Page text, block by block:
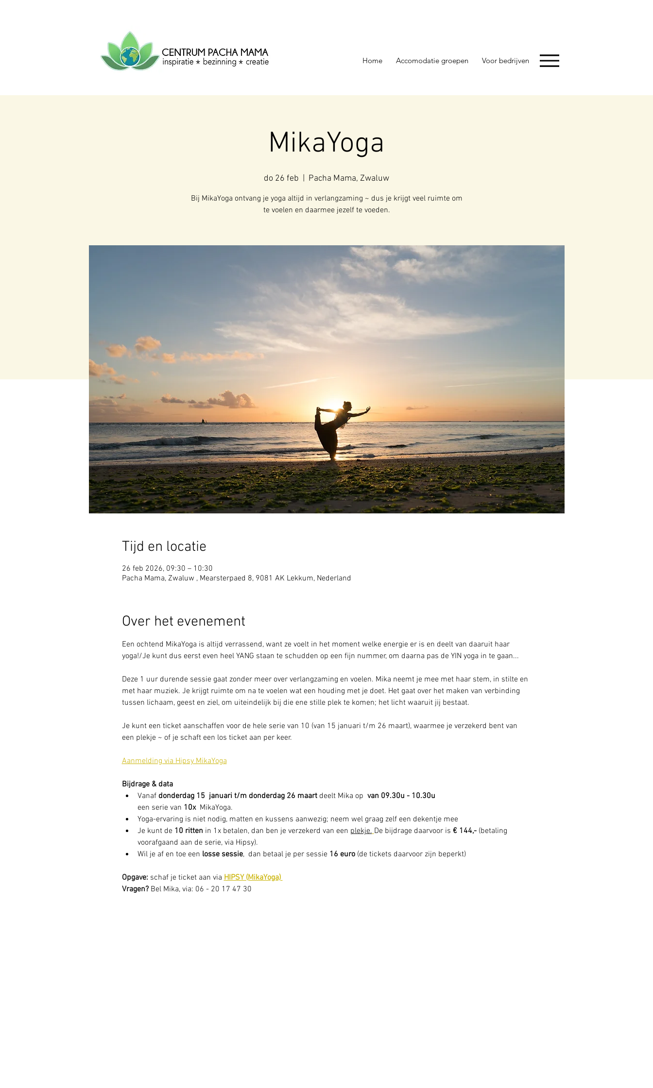
CENTRUM
PACHA
MAMA Centrum voor inspiratie, bezinning &
creatie.
Home Accomodatie groepen Voor bedrijven
MikaYoga
do 26 feb Pacha Mama, Zwaluw
Bij MikaYoga ontvang je yoga altijd in verlangzaming ~ dus je krijgt veel ruimte om
te voelen en daarmee jezelf te voeden.
Tijd en locatie
26 feb 2026, 09:30 – 10:30
Pacha Mama, Zwaluw , Mearsterpaed 8, 9081 AK Lekkum, Nederland
Over het evenement
Een ochtend MikaYoga is altijd verrassend, want ze voelt in het moment welke energie er is en deelt van daaruit haar
yoga!/Je kunt dus eerst even heel YANG staan te schudden op een fijn nummer, om daarna pas de YIN yoga in te gaan...
Deze 1 uur durende sessie gaat zonder meer over verlangzaming en voelen. Mika neemt je mee met haar stem, in stilte en
met haar muziek. Je krijgt ruimte om na te voelen wat een houding met je doet. Het gaat over het maken van verbinding
tussen lichaam, geest en ziel, om uiteindelijk bij die ene stille plek te komen; het licht waaruit jij bestaat.
Je kunt een ticket aanschaffen voor de hele serie van 10 (van 15 januari t/m 26 maart), waarmee je verzekerd bent van
een plekje ~ of je schaft een los ticket aan per keer.
Aanmelding via Hipsy MikaYoga
Bijdrage & data
Vanaf donderdag 15  januari t/m donderdag 26 maart deelt Mika op van 09.30u - 10.30u
een serie van 10x MikaYoga.
Yoga-ervaring is niet nodig, matten en kussens aanwezig; neem wel graag zelf een dekentje mee
Je kunt de 10 ritten in 1x betalen, dan ben je verzekerd van een plekje. De bijdrage daarvoor is € 144,- (betaling
voorafgaand aan de serie, via Hipsy).
Wil je af en toe een losse sessie,  dan betaal je per sessie 16 euro (de tickets daarvoor zijn beperkt)
Opgave: schaf je ticket aan via HIPSY (MikaYoga)
Vragen? Bel Mika, via: 06 - 20 17 47 30